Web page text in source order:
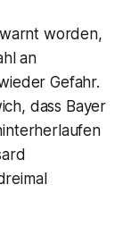
worden,
an
Gefahr.
dass Bayer